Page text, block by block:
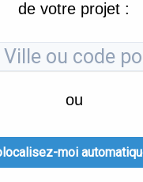
de votre projet :
ou
moi